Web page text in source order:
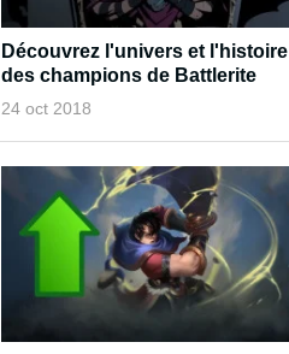
Découvrez l'univers et l'histoire
des champions de Battlerite
24 oct 2018